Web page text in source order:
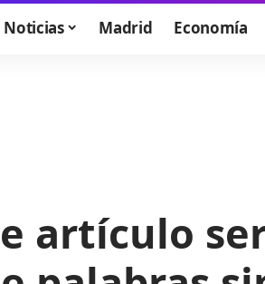
Noticias Madrid Economía
artículo